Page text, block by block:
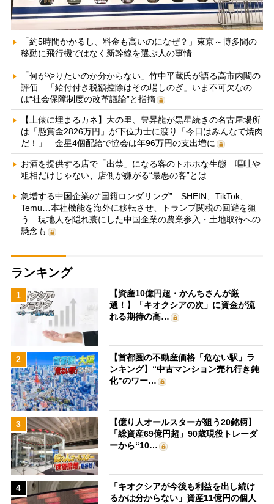
「約5時間かかるし、料金も高いのになぜ？」東京～博多間の
移動に飛行機ではなく新幹線を選ぶ人の事情
「何がやりたいのか分からない」竹中平蔵氏が語る高市内閣の
評価 「給付付き税額控除はその場しのぎ」いま不可欠なの
は“社会保障制度の改革議論”と指摘
【土俵に埋まるカネ】大の里、豊昇龍が黒星続きの名古屋場所
は「懸賞金2826万円」が下位力士に渡り「今日はみんなで焼肉
だ！」 金星4個配給で協会は年96万円の支出増に
お酒を提供する店で「出禁」になる客のトホホな生態 嘔吐や
粗相だけじゃない、店側が嫌がる“最悪の客”とは
急増する中国企業の“国籍ロンダリング” SHEIN、TikTok、
Temu…本社機能を海外に移転させ、トランプ関税の回避を狙
う 現地人を隠れ蓑にした中国企業の農業参入・土地取得への
懸念も
ランキング
1
【資産10億円超・かんちさんが厳
選！】「キオクシアの次」に資金が流
れる期待の高…
2
【首都圏の不動産価格「危ない駅」ラ
ンキング】“中古マンション売れ行き鈍
化”のワー…
3
【億り人オールスターが狙う20銘柄】
「総資産69億円超」90歳現役トレーダ
ーから“10…
4
「キオクシアが今後も利益を出し続け
るかは分からない」資産11億円の個人